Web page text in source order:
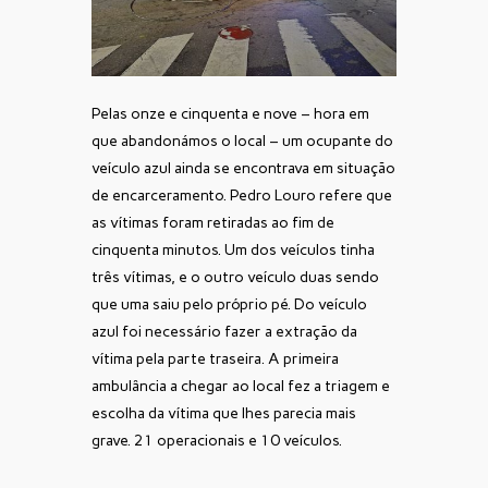
Pelas onze e cinquenta e nove – hora em
que abandonámos o local – um ocupante do
veículo azul ainda se encontrava em situação
de encarceramento. Pedro Louro refere que
as vítimas foram retiradas ao fim de
cinquenta minutos. Um dos veículos tinha
três vítimas, e o outro veículo duas sendo
que uma saiu pelo próprio pé. Do veículo
azul foi necessário fazer a extração da
vítima pela parte traseira. A primeira
ambulância a chegar ao local fez a triagem e
escolha da vítima que lhes parecia mais
grave. 21 operacionais e 10 veículos.